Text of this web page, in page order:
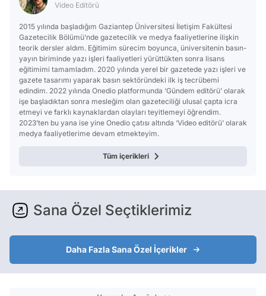
Video Editörü
2015 yılında başladığım Gaziantep Üniversitesi İletişim Fakültesi
Gazetecilik Bölümü’nde gazetecilik ve medya faaliyetlerine ilişkin
teorik dersler aldım. Eğitimim sürecim boyunca, üniversitenin basın-
yayın biriminde yazı işleri faaliyetleri yürüttükten sonra lisans
eğitimimi tamamladım. 2020 yılında yerel bir gazetede yazı işleri ve
gazete tasarımı yaparak basın sektöründeki ilk iş tecrübemi
edindim. 2022 yılında Onedio platformunda ‘Gündem editörü’ olarak
işe başladıktan sonra mesleğim olan gazeteciliği ulusal çapta icra
etmeyi ve farklı kaynaklardan olayları teyitlemeyi öğrendim.
2023’ten bu yana ise yine Onedio çatısı altında ‘Video editörü’ olarak
medya faaliyetlerime devam etmekteyim.
Tüm içerikleri
Sana Özel Seçtiklerimiz
Daha Fazla Sana Özel İçerikler